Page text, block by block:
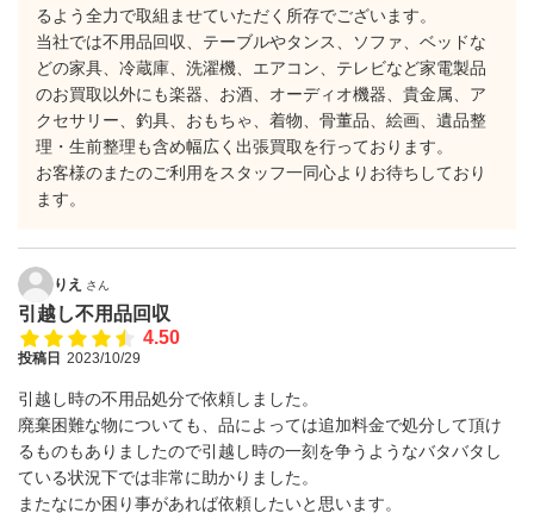
るよう全力で取組ませていただく所存でございます。
当社では不用品回収、テーブルやタンス、ソファ、ベッドな
どの家具、冷蔵庫、洗濯機、エアコン、テレビなど家電製品
のお買取以外にも楽器、お酒、オーディオ機器、貴金属、ア
クセサリー、釣具、おもちゃ、着物、骨董品、絵画、遺品整
理・生前整理も含め幅広く出張買取を行っております。
お客様のまたのご利用をスタッフ一同心よりお待ちしており
ます。
りえ さん
引越し不用品回収
4.50
投稿日 2023/10/29
引越し時の不用品処分で依頼しました。
廃棄困難な物についても、品によっては追加料金で処分して頂け
るものもありましたので引越し時の一刻を争うようなバタバタし
ている状況下では非常に助かりました。
またなにか困り事があれば依頼したいと思います。